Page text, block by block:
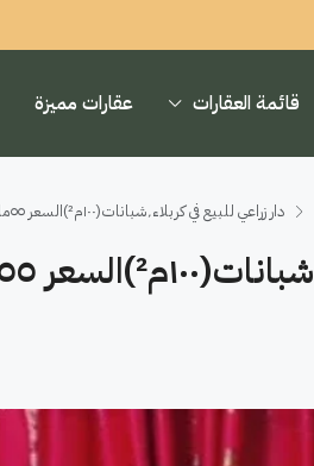
قائمة العقارات عقارات مميزة
دار زراعي للبيع في كربلاء٬شبانات(١٠٠م²)السعر ٥٥مليون دينار